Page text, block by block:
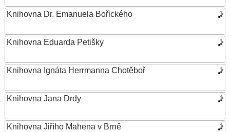
Knihovna Dr. Emanuela Bořického
Knihovna Eduarda Petišky
Knihovna Ignáta Herrmanna Chotěboř
Knihovna Jana Drdy
Knihovna Jiřího Mahena v Brně